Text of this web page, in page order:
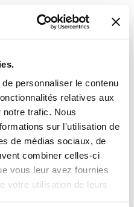
personnaliser le contenu
relatives aux
trafic. Nous
sur l'utilisation de
de médias sociaux, de
combiner celles-ci
vous leur avez fournies
votre utilisation de leurs